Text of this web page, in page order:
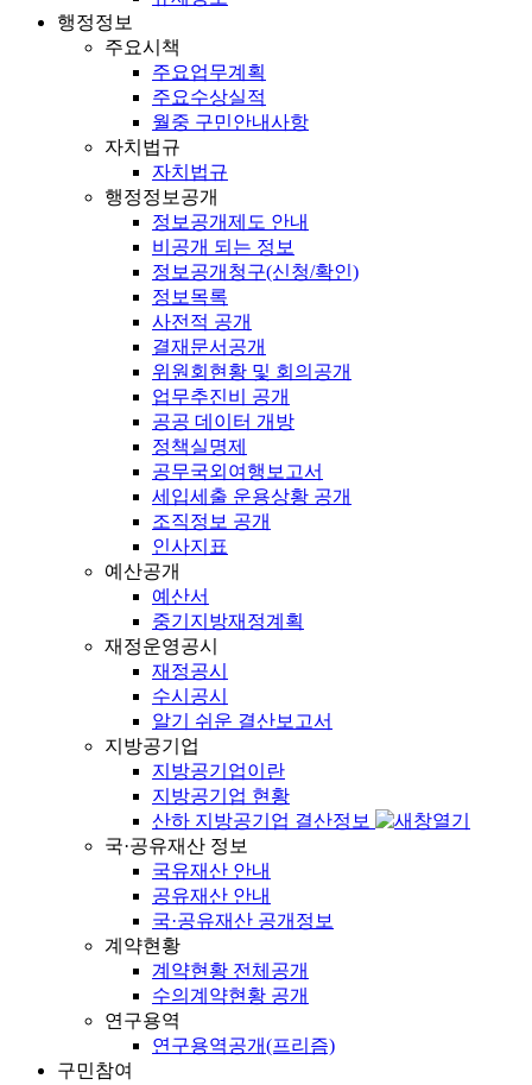
행정정보
주요시책
주요업무계획
주요수상실적
월중 구민안내사항
자치법규
자치법규
행정정보공개
정보공개제도 안내
비공개 되는 정보
정보공개청구(신청/확인)
정보목록
사전적 공개
결재문서공개
위원회현황 및 회의공개
업무추진비 공개
공공 데이터 개방
정책실명제
공무국외여행보고서
세입세출 운용상황 공개
조직정보 공개
인사지표
예산공개
예산서
중기지방재정계획
재정운영공시
재정공시
수시공시
알기 쉬운 결산보고서
지방공기업
지방공기업이란
지방공기업 현황
산하 지방공기업 결산정보
국·공유재산 정보
국유재산 안내
공유재산 안내
국·공유재산 공개정보
계약현황
계약현황 전체공개
수의계약현황 공개
연구용역
연구용역공개(프리즘)
구민참여